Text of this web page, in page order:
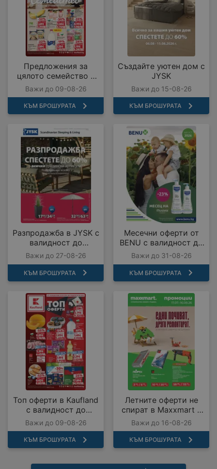
Предложения за
цялото семейство в
Kaufland с валидност
до 09.08.2026
Важи до 09-08-26
КЪМ БРОШУРАТА
Създайте уютен дом с
JYSK
Важи до 15-08-26
КЪМ БРОШУРАТА
Разпродажба в JYSK с
валидност до
27.08.2026
Важи до 27-08-26
КЪМ БРОШУРАТА
Месечни оферти от
BENU с валидност до
31.08.2026
Важи до 31-08-26
КЪМ БРОШУРАТА
Топ оферти в Kaufland
с валидност до
09.08.2026
Важи до 09-08-26
КЪМ БРОШУРАТА
Летните оферти не
спират в Maxxmart с
валидност до
16.08.2026
Важи до 16-08-26
КЪМ БРОШУРАТА